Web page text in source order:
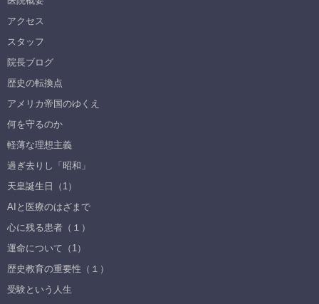
アクセス
スタッフ
院長ブログ
歴史の転換点
アメリカ帝国のゆくえ
何を守るのか
軽薄な理想主義
過ぎ去りし「昭和」
天皇誕生日（1）
AIと医療のはざまで
心に残る患者（１）
運命について（1）
歴史教育の重要性（１）
受験という人生